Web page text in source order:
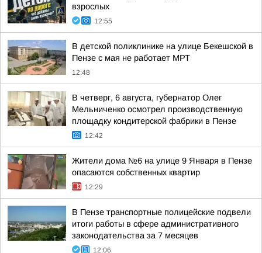
взрослых
12:55
В детской поликлинике на улице Бекешской в
Пензе с мая не работает МРТ
12:48
В четверг, 6 августа, губернатор Олег
Мельниченко осмотрел производственную
площадку кондитерской фабрики в Пензе
12:42
Жители дома №6 на улице 9 Января в Пензе
опасаются собственных квартир
12:29
В Пензе транспортные полицейские подвели
итоги работы в сфере административного
законодательства за 7 месяцев
12:06